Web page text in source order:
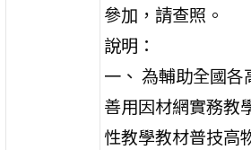
參加，請查照。
說明：
一、 為輔助全國
善用因材網實務教
性教學教材普技高